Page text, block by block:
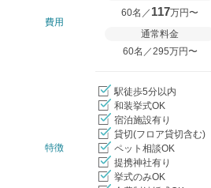
おトクな特典つきフェア
(日) 残◯
8月限定特別試食
費用
60名／ 117万円〜
通常料金
60名／295万円〜
特徴
駅徒歩5分以内
和装挙式OK
宿泊施設有り
貸切(フロア貸切含む)
ペット相談OK
提携神社有り
挙式のみOK